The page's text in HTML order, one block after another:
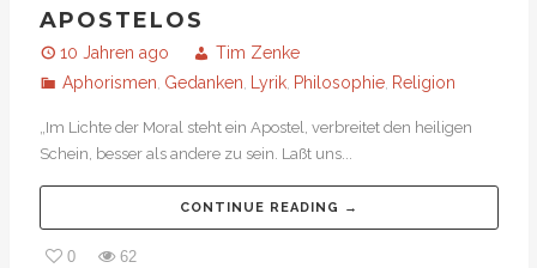
APOSTELOS
10 Jahren ago
Tim Zenke
Aphorismen Gedanken Lyrik, Philosophie, Religion
„Im Lichte der Moral steht ein Apostel, verbreitet den heiligen
Schein, besser als andere zu sein. Laßt uns...
CONTINUE READING →
0 62